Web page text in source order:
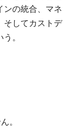
ンの統合、マネ
そしてカストデ
。
。